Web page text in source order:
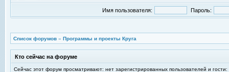
Имя пользователя: Пароль:
Список форумов » Программы и проекты Круга
Кто сейчас на форуме
Сейчас этот форум просматривают: нет зарегистрированных пользователей и гости: